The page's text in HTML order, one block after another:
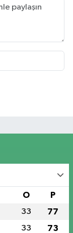
O P
33 77
33 73